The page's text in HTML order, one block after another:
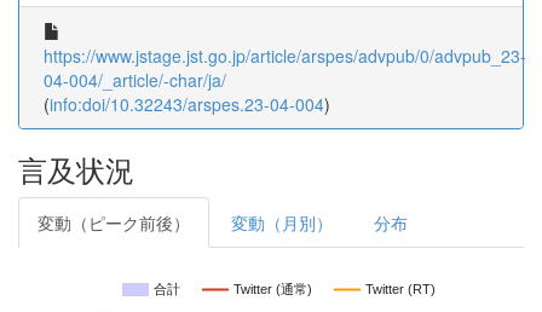
https://www.jstage.jst.go.jp/article/arspes/advpub/0/advpub_23-
04-004/_article/-char/ja/
(info:doi/10.32243/arspes.23-04-004)
言及状況
変動（ピーク前後） 変動（月別） 分布
合計 Twitter (通常) Twitter (RT)